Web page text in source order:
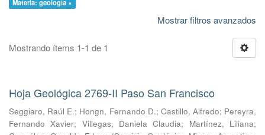
Materia: geología ×
Mostrar filtros avanzados
Mostrando ítems 1-1 de 1
Hoja Geológica 2769-II Paso San Francisco
Seggiaro, Raúl E.; Hongn, Fernando D.; Castillo, Alfredo; Pereyra,
Fernando Xavier; Villegas, Daniela Claudia; Martínez, Liliana;